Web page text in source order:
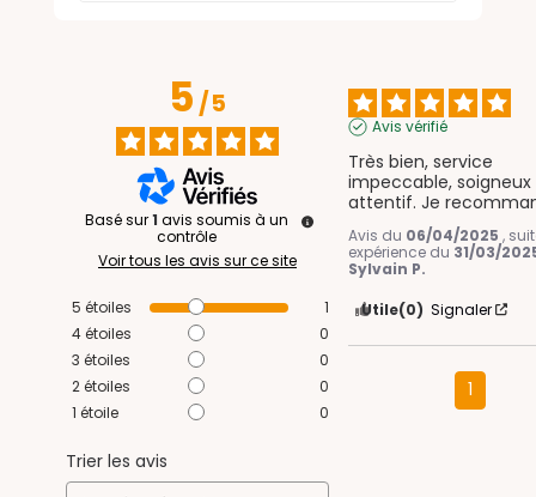
5/5
Basé sur1 avis soumis à un
contrôle
Voir tous les avis sur ce site
5 étoiles
1
4étoiles
0
3 étoiles
0
2étoiles
0
1 étoile 0
Trier les avis
Avis vérifié
Très bien, service
impeccable,
attentif. Je
Avis du 06/04/2025 ,
expérience du 31/03/
Sylvain P.
Utile(0) Signaler
1